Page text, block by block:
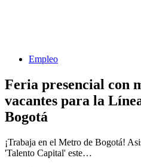
Empleo
Feria presencial con
vacantes para la
Bogotá
¡Trabaja en el Metro de Bogotá!
'Talento Capital' este…